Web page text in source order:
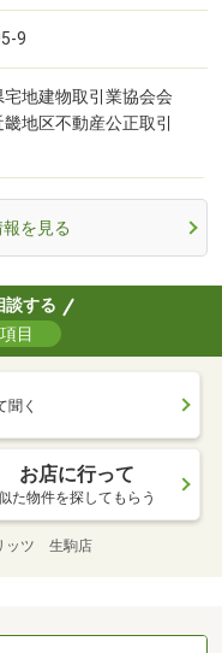
9
地建物取引業協会会
地区不動産公正取引
を見る
談する
目
聞く
お店に行って
た物件を探してもらう
ッツ 生駒店